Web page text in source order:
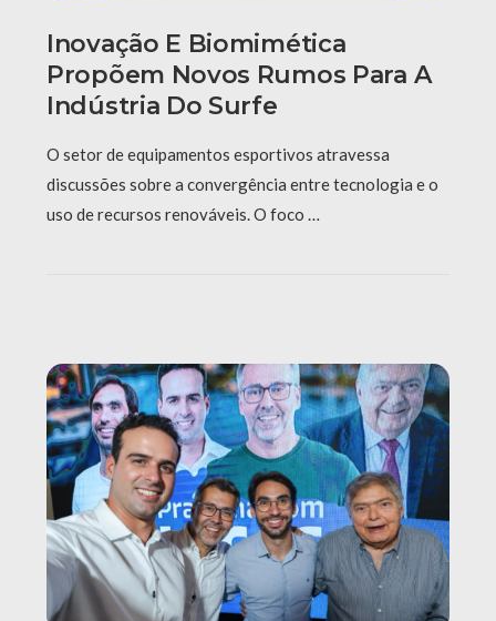
Inovação E Biomimética
Propõem Novos Rumos Para A
Indústria Do Surfe
O setor de equipamentos esportivos atravessa
discussões sobre a convergência entre tecnologia e o
uso de recursos renováveis. O foco …